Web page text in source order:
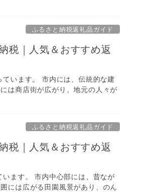
ふるさと納税返礼品ガイド
税｜人気＆おすすめ返
います。 市内には、伝統的な建
は商店街が広がり、地元の人々が
ふるさと納税返礼品ガイド
税｜人気＆おすすめ返
ます。 市内中心部には、昔なが
には広がる田園風景があり、のん